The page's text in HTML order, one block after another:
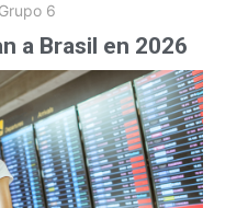
6
a Brasil en 2026